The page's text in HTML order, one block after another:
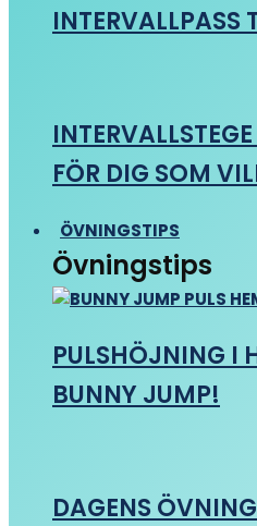
INTERVALLPASS
FÖR DIG SOM
ÖVNINGSTIPS
Övningstips
PULSHÖJNING I
BUNNY JUMP!
DAGENS